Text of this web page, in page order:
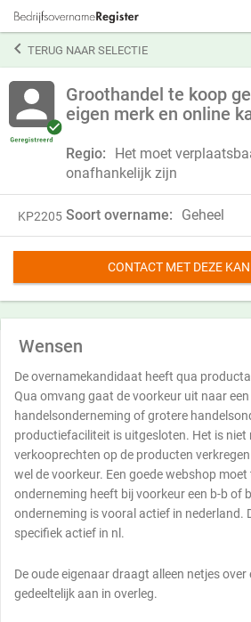
TERUG NAAR SELECTIE
Groothandel te koop
eigen merk en online
Regio:
Het moet
onafhankelijk zijn
KP2205 Soort overname: Geheel
CONTACT MET DEZE
Wensen
De overnamekandidaat heeft qua
Qua omvang gaat de voorkeur uit naar
handelsonderneming of grotere
productiefaciliteit is uitgesloten. Het is niet
verkooprechten op de producten
wel de voorkeur. Een goede webshop
onderneming heeft bij voorkeur een b-b of
onderneming is vooral actief in nederland.
specifiek actief in nl.
De oude eigenaar draagt alleen netjes
gedeeltelijk aan in overleg.